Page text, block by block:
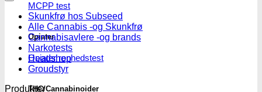
MCPP test
Opiater
Opiater renhedstest
THC/Cannabinoider
Skunkfrø hos Subseed
Alle Cannabis -og Skunkfrø
Cannabisavlere -og brands
Narkotests
Headshop
Groudstyr
Produkter